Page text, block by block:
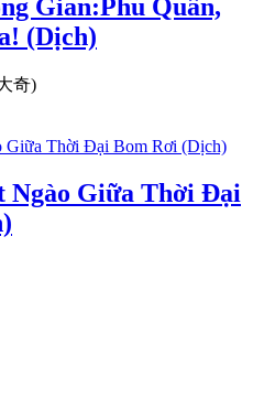
Gian:Phu Quân,
(Dịch)
奇)
Ngào Giữa Thời Đại